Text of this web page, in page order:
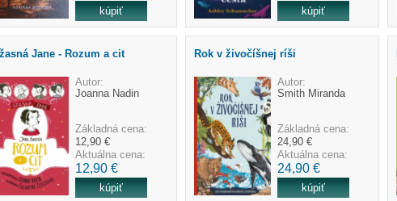
Jane - Rozum a cit
Autor:
Joanna Nadin
Základná cena:
12,90 €
Aktuálna cena:
12,90 €
Rok v živočíšnej ríši
Autor:
Smith Miranda
Základná cena:
24,90 €
Aktuálna cena:
24,90 €